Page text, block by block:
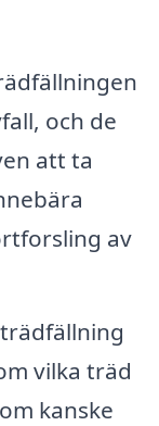
och de
att ta
av
vilka träd
kanske